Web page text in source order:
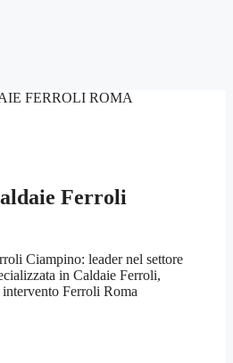
FERROLI ROMA
Ferroli
Ciampino: leader nel settore
in Caldaie Ferroli,
Ferroli Roma